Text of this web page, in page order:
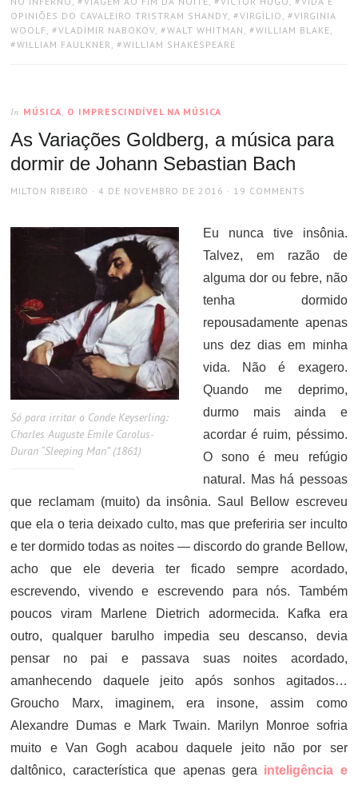
OPINIÕES DO CAVALEIRO TRISTRAM SHANDY, VIRGÍLIO , VIRGINIA
WOOLF, VLADIMIR NABOKOV, WALT WHITMAN , WILLIAM BLAKE,
WILLIAM FAULKNER, WILLIAM SHAKESPEARE
In MÚSICA, O IMPRESCINDÍVEL NA MÚSICA
As Variações Goldberg, a música para
dormir de Johann Sebastian Bach
AUTHOR
MILTON RIBEIRO
POSTED
4 DE NOVEMBRO DE 2016 19 COMMENTS
Só para irritar o Conde Keyserling:
Charles Auguste Emile Carolus-
Duran “Sleeping Man” (1861)
Eu nunca tive insônia.
Talvez, em razão de
alguma dor ou febre, não
tenha dormido
repousadamente apenas
uns dez dias em minha
vida. Não é exagero.
Quando me deprimo,
durmo mais ainda e
acordar é ruim, péssimo.
O sono é meu refúgio
natural. Mas há pessoas
que reclamam (muito) da insônia. Saul Bellow escreveu
que ela o teria deixado culto, mas que preferiria ser inculto
e ter dormido todas as noites — discordo do grande Bellow,
acho que ele deveria ter ficado sempre acordado,
escrevendo, vivendo e escrevendo para nós. Também
poucos viram Marlene Dietrich adormecida. Kafka era
outro, qualquer barulho impedia seu descanso, devia
pensar no pai e passava suas noites acordado,
amanhecendo daquele jeito após sonhos agitados…
Groucho Marx, imaginem, era insone, assim como
Alexandre Dumas e Mark Twain. Marilyn Monroe sofria
muito e Van Gogh acabou daquele jeito não por ser
daltônico, característica que apenas gera inteligência e